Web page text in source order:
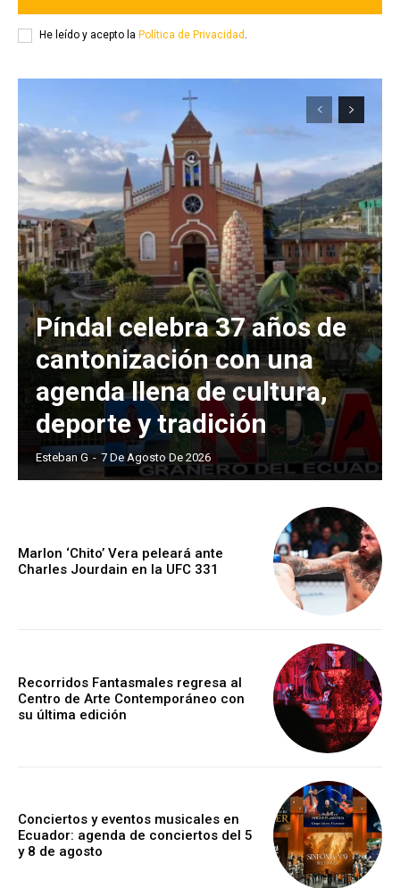
He leído y acepto la Política de Privacidad .
Píndal celebra 37 años de
cantonización con una
agenda llena de cultura,
deporte y tradición
Esteban G - 7 De Agosto De 2026
Marlon ‘Chito’ Vera peleará ante
Charles Jourdain en la UFC 331
Recorridos Fantasmales regresa al
Centro de Arte Contemporáneo con
su última edición
Conciertos y eventos musicales en
Ecuador: agenda de conciertos del 5
y 8 de agosto